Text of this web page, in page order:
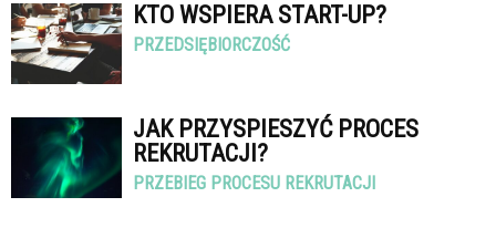
KTO WSPIERA START-UP?
PRZEDSIĘBIORCZOŚĆ
JAK PRZYSPIESZYĆ PROCES
REKRUTACJI?
PRZEBIEG PROCESU REKRUTACJI